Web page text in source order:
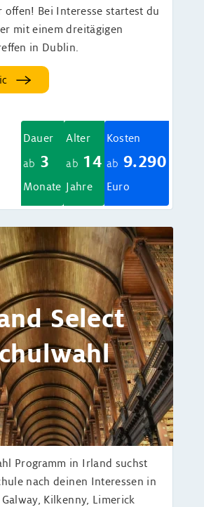
offen! Bei Interesse startest du
mit einem dreitägigen
in Dublin.
Dauer
ab 3
Monate
Alter
ab 14
Jahre
Kosten
ab 9.290
Euro
Select
Programm in Irland suchst
nach deinen Interessen in
Kilkenny, Limerick